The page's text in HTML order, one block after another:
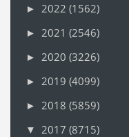
► 2022 (1562)
► 2021 (2546)
► 2020 (3226)
► 2019 (4099)
► 2018 (5859)
▼ 2017 (8715)